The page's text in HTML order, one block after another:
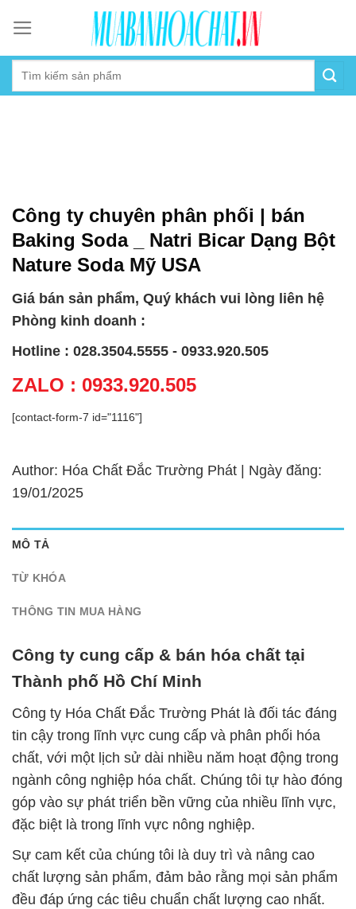
content
Công ty chuyên phân phối | bán
Baking Soda _ Natri Bicar Dạng Bột
Nature Soda Mỹ USA
Giá bán sản phẩm, Quý khách vui lòng liên hệ
Phòng kinh doanh :
Hotline : 028.3504.5555 - 0933.920.505
ZALO : 0933.920.505
[contact-form-7 id="1116"]
Author: Hóa Chất Đắc Trường Phát | Ngày đăng:
19/01/2025
MÔ TẢ
TỪ KHÓA
THÔNG TIN MUA HÀNG
Công ty cung cấp & bán hóa chất tại
Thành phố Hồ Chí Minh
Công ty Hóa Chất Đắc Trường Phát là đối tác đáng
tin cậy trong lĩnh vực cung cấp và phân phối hóa
chất, với một lịch sử dài nhiều năm hoạt động trong
ngành công nghiệp hóa chất. Chúng tôi tự hào đóng
góp vào sự phát triển bền vững của nhiều lĩnh vực,
đặc biệt là trong lĩnh vực nông nghiệp.
Sự cam kết của chúng tôi là duy trì và nâng cao
chất lượng sản phẩm, đảm bảo rằng mọi sản phẩm
đều đáp ứng các tiêu chuẩn chất lượng cao nhất.